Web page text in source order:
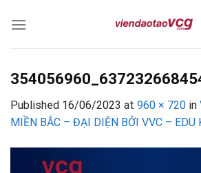
Published 16/06/2023 at 960 × 720 in
MIỀN BẮC – ĐẠI DIỆN BỞI VVC – EDU